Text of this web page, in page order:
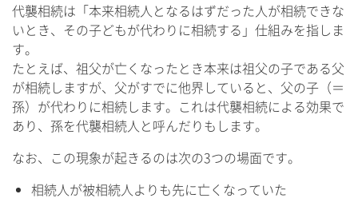
代襲相続は「本来相続人となるはずだった人が相続できな
いとき、その子どもが代わりに相続する」仕組みを指しま
す。
たとえば、祖父が亡くなったとき本来は祖父の子である父
が相続しますが、父がすでに他界していると、父の子（＝
孫）が代わりに相続します。これは代襲相続による効果で
あり、孫を代襲相続人と呼んだりもします。
なお、この現象が起きるのは次の3つの場面です。
相続人が被相続人よりも先に亡くなっていた